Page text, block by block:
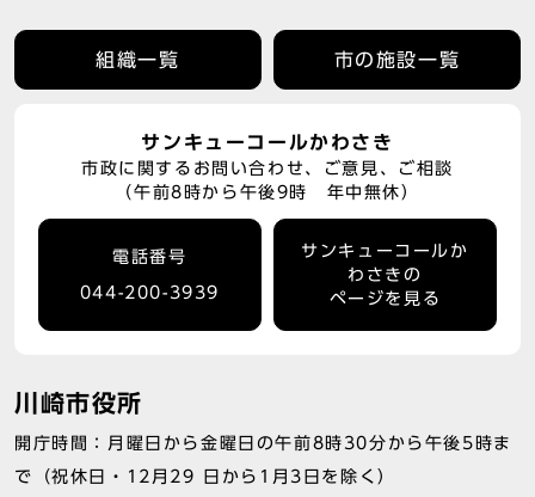
組織一覧 市の施設一覧
サンキューコールかわさき
市政に関するお問い合わせ、ご意見、ご相談
（午前8時から午後9時 年中無休）
電話番号
044-200-3939
サンキューコールか
わさきの
ページを見る
川崎市役所
開庁時間：月曜日から金曜日の午前8時30分から午後5時ま
で（祝休日・12月29 日から1月3日を除く）